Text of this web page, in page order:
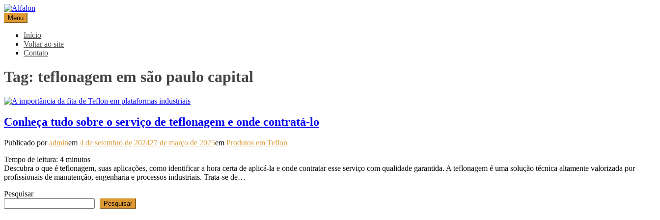
Pular
para
o
conteúdo
Alfalon
comércio e serviços pertinentes aos produtos de embalagens
Menu
Início
Voltar ao site
Contato
Tag: teflonagem em são paulo capital
Conheça tudo sobre o serviço de teflonagem e onde contratá-lo
Publicado poradminem 4 de setembro de 202427 de março de 2025em Produtos em Teflon
Tempo de leitura: 4 minutos
Descubra o que é teflonagem, suas aplicações, como identificar a hora certa de aplicá-la e onde contratar esse serviço com qualidade garantida. A teflonagem é uma solução técnica altamente valorizada por
profissionais de manutenção, engenharia e processos industriais. Trata-se de…
Pesquisar
Pesquisar